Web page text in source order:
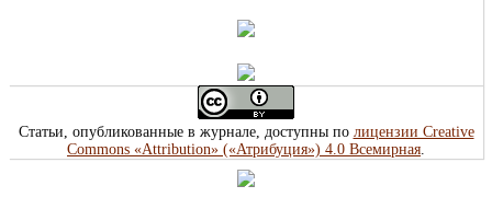
Статьи, опубликованные в журнале, доступны по лицензии Creative
Commons «Attribution» («Атрибуция») 4.0 Всемирная.